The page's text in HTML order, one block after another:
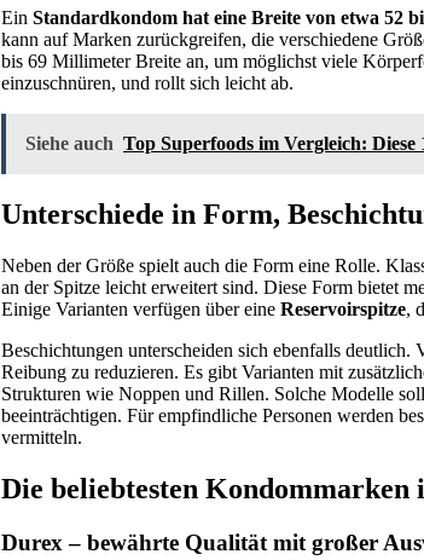
Ein Standardkondom hat eine Breite von etwa 52
kann auf Marken zurückgreifen, die verschiedene
bis 69 Millimeter Breite an, um möglichst viele
einzuschnüren, und rollt sich leicht ab.
Siehe auch Top Superfoods im Vergleich:
Unterschiede in Form,
Neben der Größe spielt auch die Form eine Rolle.
an der Spitze leicht erweitert sind. Diese Form bietet
Einige Varianten verfügen über eine Reservoirspitze,
Beschichtungen unterscheiden sich ebenfalls deutlich.
Reibung zu reduzieren. Es gibt Varianten mit
Strukturen wie Noppen und Rillen. Solche Modelle
beeinträchtigen. Für empfindliche Personen werden
vermitteln.
Die beliebtesten Kondommarken
Durex – bewährte Qualität mit großer